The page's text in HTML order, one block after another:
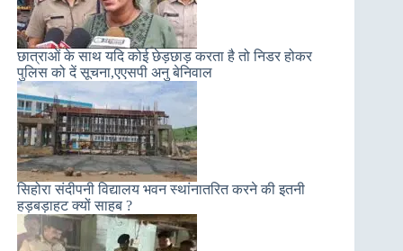
छात्राओं के साथ यदि कोई छेड़छाड़ करता है तो निडर होकर
पुलिस को दें सूचना,एएसपी अनु बेनिवाल
सिहोरा संदीपनी विद्यालय भवन स्थांनातरित करने की इतनी
हड़बड़ाहट क्यों साहब ?